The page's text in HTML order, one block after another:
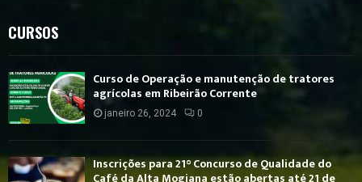
CURSOS
Curso de Operação e manutenção de tratores
agrícolas em Ribeirão Corrente
janeiro 26, 2024 0
Inscrições para 21° Concurso de Qualidade do
Café da Alta Mogiana estão abertas até 21 de